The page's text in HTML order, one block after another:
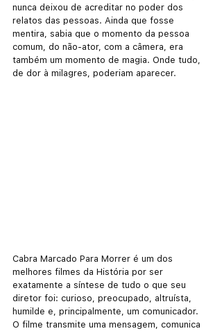
nunca deixou de acreditar no poder dos
relatos das pessoas. Ainda que fosse
mentira, sabia que o momento da pessoa
comum, do não-ator, com a câmera, era
também um momento de magia. Onde tudo,
de dor à milagres, poderiam aparecer.
Cabra Marcado Para Morrer é um dos
melhores filmes da História por ser
exatamente a síntese de tudo o que seu
diretor foi: curioso, preocupado, altruísta,
humilde e, principalmente, um comunicador.
O filme transmite uma mensagem, comunica